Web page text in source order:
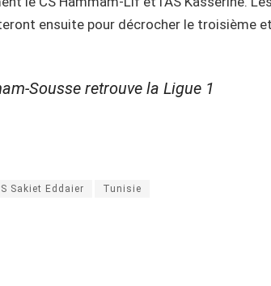
ensuite pour décrocher le troisième
Sousse retrouve la Ligue 1
Sakiet Eddaier Tunisie